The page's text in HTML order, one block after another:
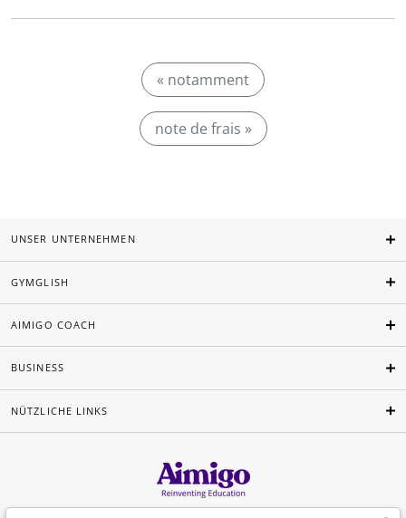
« notamment
note de frais »
UNSER UNTERNEHMEN
GYMGLISH
AIMIGO COACH
BUSINESS
NÜTZLICHE LINKS